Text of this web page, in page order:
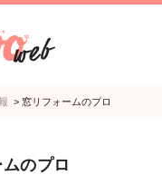
> 窓リフォームのプロ
のプロ